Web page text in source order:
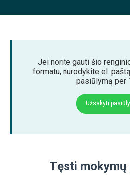
Jei norite gauti šio
formatu, nurodykite el.
pasiūlymą per
Užsakyti
Tęsti mokymų